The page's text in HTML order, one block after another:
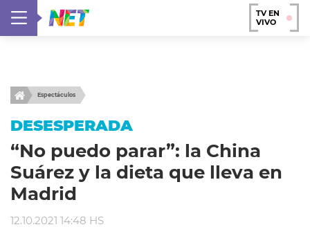
TV EN
VIVO
Espectáculos
DESESPERADA
“No puedo parar”: la China
Suárez y la dieta que lleva en
Madrid
12.10.2021 14:48 HS